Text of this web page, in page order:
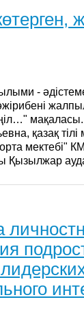
-
қазақ тілі
мектебі"
Қызылжар